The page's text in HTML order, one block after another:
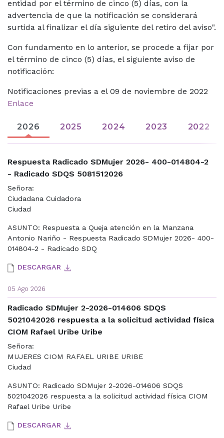
entidad por el término de cinco (5) días, con la
advertencia de que la notificación se considerará
surtida al finalizar el día siguiente del retiro del aviso".
Con fundamento en lo anterior, se procede a fijar por
el término de cinco (5) días, el siguiente aviso de
notificación:
Notificaciones previas a el 09 de noviembre de 2022
Enlace
2026 2025 2024 2023 2022
Respuesta Radicado SDMujer 2026- 400-014804-2
- Radicado SDQS 5081512026
Señora:
Ciudadana Cuidadora
Ciudad
ASUNTO: Respuesta a Queja atención en la Manzana
Antonio Nariño - Respuesta Radicado SDMujer 2026- 400-
014804-2 - Radicado SDQ
DESCARGAR
05 Ago 2026
Radicado SDMujer 2-2026-014606 SDQS
5021042026 respuesta a la solicitud actividad física
CIOM Rafael Uribe Uribe
Señora:
MUJERES CIOM RAFAEL URIBE URIBE
Ciudad
ASUNTO: Radicado SDMujer 2-2026-014606 SDQS
5021042026 respuesta a la solicitud actividad física CIOM
Rafael Uribe Uribe
DESCARGAR